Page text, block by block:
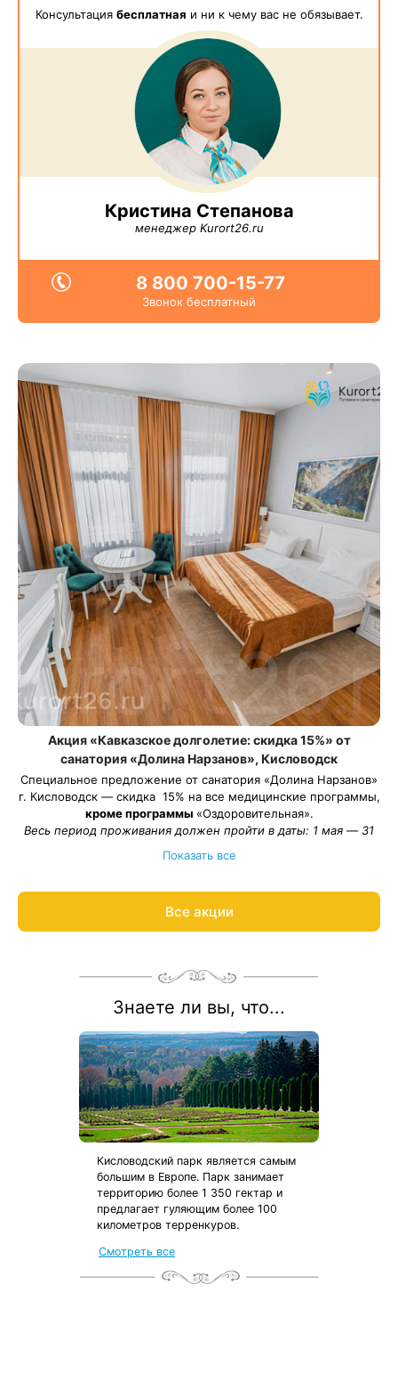
Консультация бесплатная и ни к чему вас не обязывает.
Кристина Степанова
менеджер Kurort26.ru
8 800 700-15-77
Звонок бесплатный
Акция «Кавказское долголетие: скидка 15%» от
санатория «Долина Нарзанов», Кисловодск
Специальное предложение от санатория «Долина Нарзанов»
г. Кисловодск — скидка 15% на все медицинские программы,
кроме программы «Оздоровительная».
Весь период проживания должен пройти в даты: 1 мая — 31
Рассчитаем цену со скидкой и забронируем отдых по
Показать все
Все акции
Знаете ли вы, что...
Кисловодский парк является самым
большим в Европе. Парк занимает
территорию более 1 350 гектар и
предлагает гуляющим более 100
километров терренкуров.
Смотреть все